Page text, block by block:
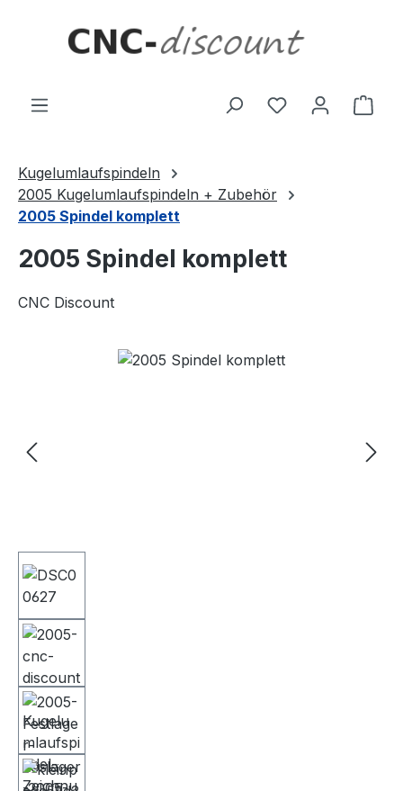
Kugelumlaufspindeln
2005 Kugelumlaufspindeln + Zubehör
2005 Spindel komplett
2005 Spindel komplett
CNC Discount
Bildergalerie überspringen